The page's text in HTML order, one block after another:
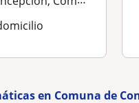
en Comuna de